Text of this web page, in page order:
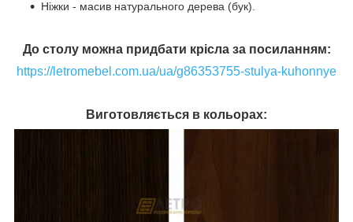
Ніжки - масив натурального дерева (бук).
До столу можна придбати крісла за посиланням:
https://letromebel.com.ua/ua/g86353755-stulya-kuhonnye
Виготовляється в кольорах: